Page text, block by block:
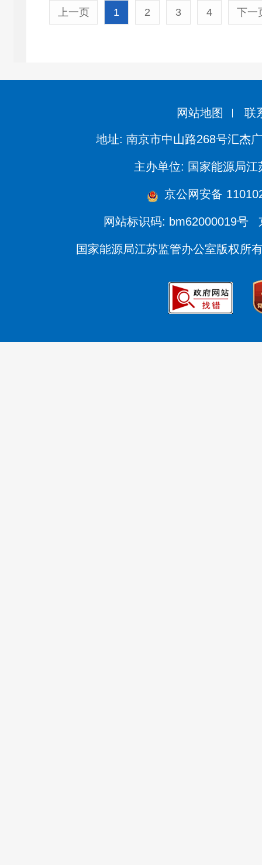
上一页 1 2 3 4 下一
网站地图 联
地址: 南京市中山路268号汇杰
主办单位: 国家能源局江
京公网安备
网站标识码: bm62000019号
国家能源局江苏监管办公室版权所